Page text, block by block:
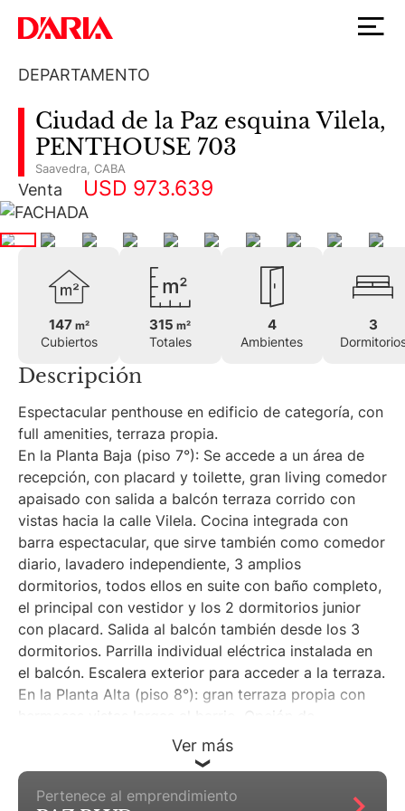
DEPARTAMENTO
Ciudad de la Paz esquina Vilela,
PENTHOUSE 703
Saavedra CABA
Venta USD 973.639
147 m²
Cubiertos
315m²
Totales
4
Ambientes
3
Descripción
Espectacular penthouse en edificio de categoría, con
full amenities, terraza propia.
En la Planta Baja (piso 7°): Se accede a un área de
recepción, con placard y toilette, gran living comedor
apaisado con salida a balcón terraza corrido con
vistas hacia la calle Vilela. Cocina integrada con
barra espectacular, que sirve también como comedor
diario, lavadero independiente, 3 amplios
dormitorios, todos ellos en suite con baño completo,
el principal con vestidor y los 2 dormitorios junior
con placard. Salida al balcón también desde los 3
dormitorios. Parrilla individual eléctrica instalada en
el balcón. Escalera exterior para acceder a la terraza.
En la Planta Alta (piso 8°): gran terraza propia con
hermosas vistas largas al barrio. Opción de
incorporar espacios verdes y/o jacuzzi a futuro (no
Edificio de categoría en la esquina de las calles
Ver más
Pertenece al emprendimiento